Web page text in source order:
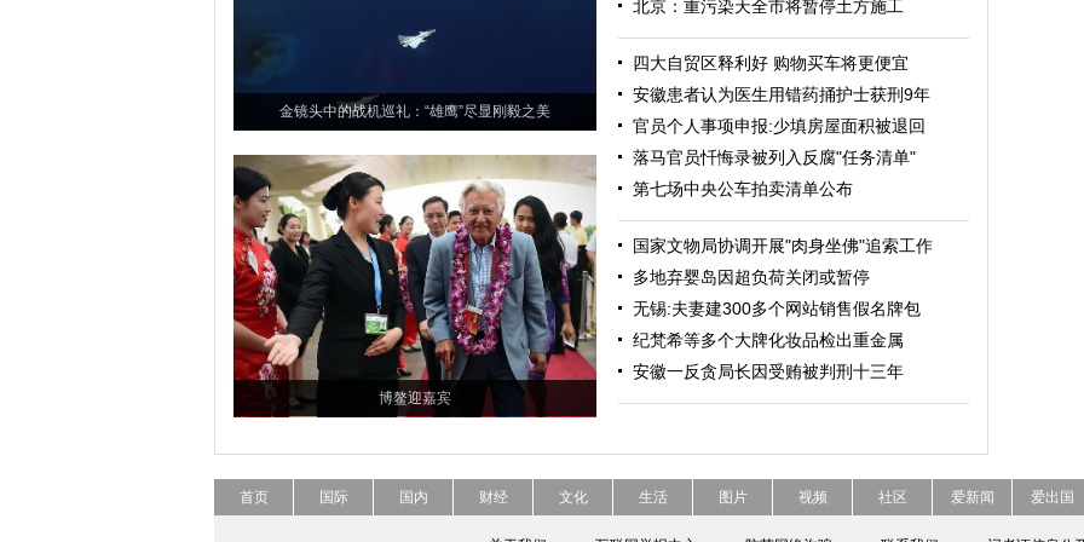
金镜头中的战机巡礼：“雄鹰”尽显刚毅之美
博鳌迎嘉宾
北京：重污染天全市将暂停土方施工
四大自贸区释利好 购物买车将更便宜
安徽患者认为医生用错药捅护士获刑9年
官员个人事项申报:少填房屋面积被退回
落马官员忏悔录被列入反腐"任务清单"
第七场中央公车拍卖清单公布
国家文物局协调开展"肉身坐佛"追索工作
多地弃婴岛因超负荷关闭或暂停
无锡:夫妻建300多个网站销售假名牌包
纪梵希等多个大牌化妆品检出重金属
安徽一反贪局长因受贿被判刑十三年
首页 国际 国内 财经 文化 生活 图片 视频 社区 爱新闻 爱出国